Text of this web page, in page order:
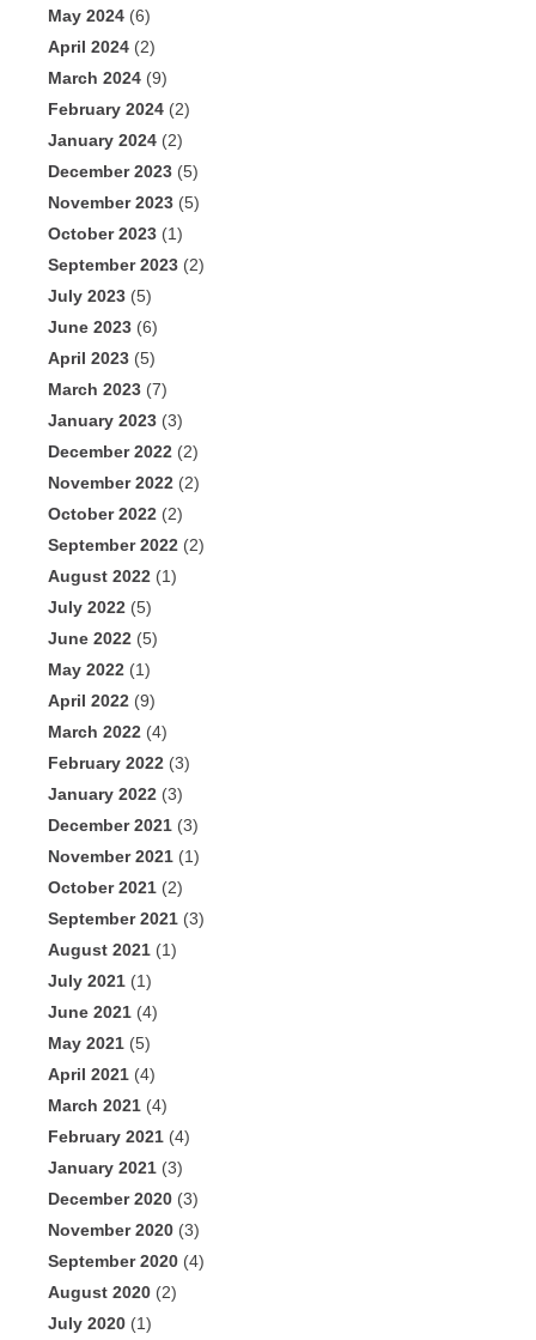
May 2024 (6)
April 2024 (2)
March 2024 (9)
February 2024 (2)
January 2024 (2)
December 2023 (5)
November 2023 (5)
October 2023 (1)
September 2023 (2)
July 2023 (5)
June 2023 (6)
April 2023 (5)
March 2023 (7)
January 2023 (3)
December 2022 (2)
November 2022 (2)
October 2022 (2)
September 2022 (2)
August 2022 (1)
July 2022 (5)
June 2022 (5)
May 2022 (1)
April 2022 (9)
March 2022 (4)
February 2022 (3)
January 2022 (3)
December 2021 (3)
November 2021 (1)
October 2021 (2)
September 2021 (3)
August 2021 (1)
July 2021 (1)
June 2021 (4)
May 2021 (5)
April 2021 (4)
March 2021 (4)
February 2021 (4)
January 2021 (3)
December 2020 (3)
November 2020 (3)
September 2020 (4)
August 2020 (2)
July 2020 (1)